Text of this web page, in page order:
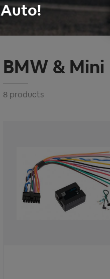
BMW & Mini
8 products